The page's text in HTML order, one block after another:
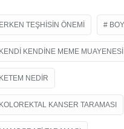
TEŞHISIN ÖNEMI
KENDINE MEME MUAYENESI
NEDIR
KANSER TARAMASI